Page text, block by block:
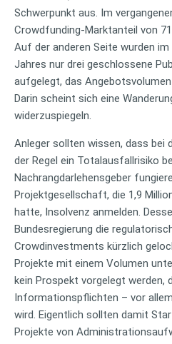
Schwerpunkt aus. Im
Crowdfunding-Marktanteil von
Auf der anderen Seite wurden
Jahres nur drei geschlossene
aufgelegt, das
Darin scheint sich eine
widerzuspiegeln.
Anleger sollten wissen, dass bei
der Regel ein Totalausfallrisiko
Nachrangdarlehensgeber
Projektgesellschaft, die 1,9
hatte, Insolvenz anmelden.
Bundesregierung die
Crowdinvestments kürzlich
Projekte mit einem Volumen
kein Prospekt vorgelegt werden,
Informationspflichten – vor
wird. Eigentlich sollten damit
Projekte von